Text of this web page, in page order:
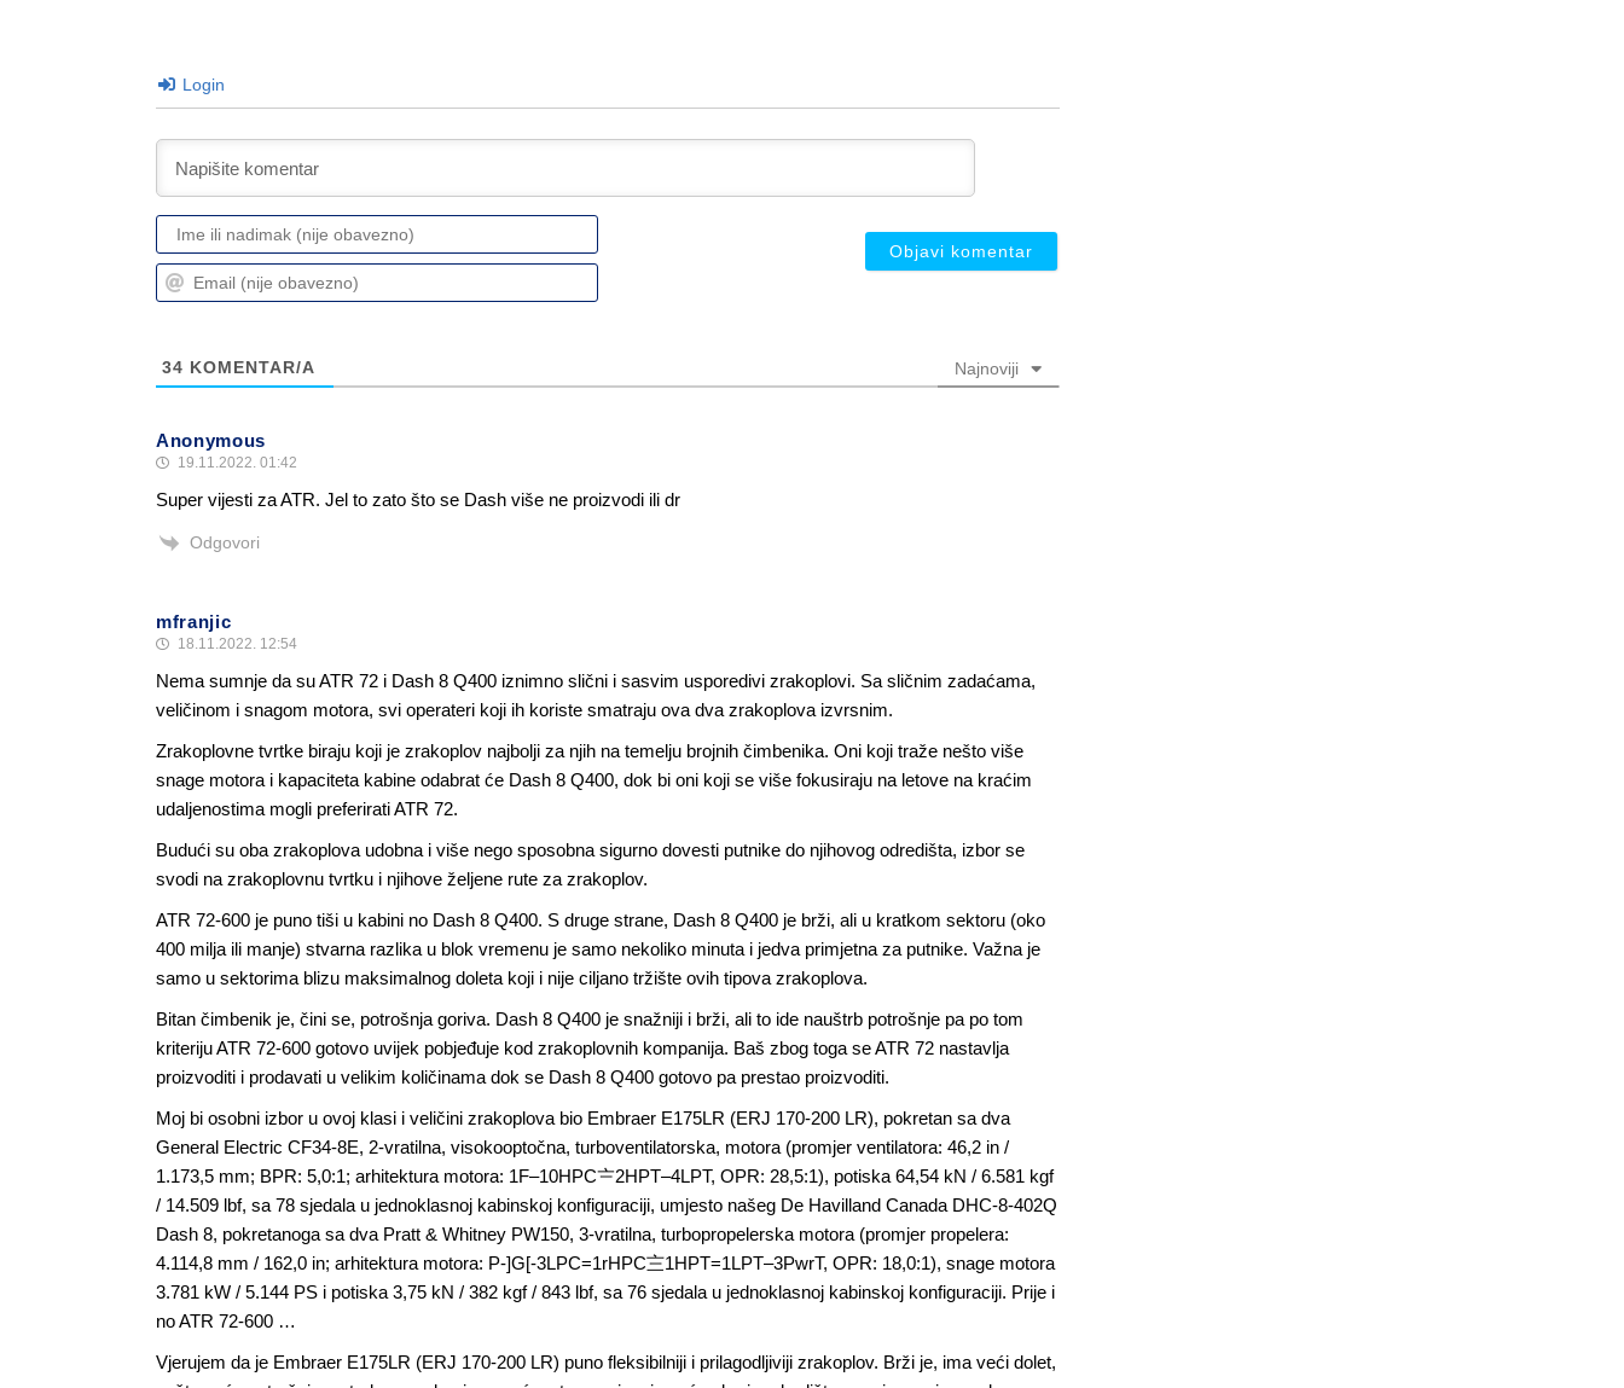
Login
Ime
ili
nadimak
Email
(nije
34 KOMENTAR/A Najnoviji
Anonymous
19.11.2022. 01:42
Super vijesti za ATR. Jel to zato što se Dash više ne proizvodi ili dr
Odgovori
mfranjic
18.11.2022. 12:54
Nema sumnje da su ATR 72 i Dash 8 Q400 iznimno slični i sasvim usporedivi zrakoplovi. Sa sličnim zadaćama,
veličinom i snagom motora, svi operateri koji ih koriste smatraju ova dva zrakoplova izvrsnim.
Zrakoplovne tvrtke biraju koji je zrakoplov najbolji za njih na temelju brojnih čimbenika. Oni koji traže nešto više
snage motora i kapaciteta kabine odabrat će Dash 8 Q400, dok bi oni koji se više fokusiraju na letove na kraćim
udaljenostima mogli preferirati ATR 72.
Budući su oba zrakoplova udobna i više nego sposobna sigurno dovesti putnike do njihovog odredišta, izbor se
svodi na zrakoplovnu tvrtku i njihove željene rute za zrakoplov.
ATR 72-600 je puno tiši u kabini no Dash 8 Q400. S druge strane, Dash 8 Q400 je brži, ali u kratkom sektoru (oko
400 milja ili manje) stvarna razlika u blok vremenu je samo nekoliko minuta i jedva primjetna za putnike. Važna je
samo u sektorima blizu maksimalnog doleta koji i nije ciljano tržište ovih tipova zrakoplova.
Bitan čimbenik je, čini se, potrošnja goriva. Dash 8 Q400 je snažniji i brži, ali to ide nauštrb potrošnje pa po tom
kriteriju ATR 72-600 gotovo uvijek pobjeđuje kod zrakoplovnih kompanija. Baš zbog toga se ATR 72 nastavlja
proizvoditi i prodavati u velikim količinama dok se Dash 8 Q400 gotovo pa prestao proizvoditi.
Moj bi osobni izbor u ovoj klasi i veličini zrakoplova bio Embraer E175LR (ERJ 170-200 LR), pokretan sa dva
General Electric CF34-8E, 2-vratilna, visokooptočna, turboventilatorska, motora (promjer ventilatora: 46,2 in /
1.173,5 mm; BPR: 5,0:1; arhitektura motora: 1F–10HPC〧2HPT–4LPT, OPR: 28,5:1), potiska 64,54 kN / 6.581 kgf
/ 14.509 lbf, sa 78 sjedala u jednoklasnoj kabinskoj konfiguraciji, umjesto našeg De Havilland Canada DHC-8-402Q
Dash 8, pokretanoga sa dva Pratt & Whitney PW150, 3-vratilna, turbopropelerska motora (promjer propelera:
4.114,8 mm / 162,0 in; arhitektura motora: P-]G[-3LPC=1rHPC〨1HPT=1LPT–3PwrT, OPR: 18,0:1), snage motora
3.781 kW / 5.144 PS i potiska 3,75 kN / 382 kgf / 843 lbf, sa 76 sjedala u jednoklasnoj kabinskoj konfiguraciji. Prije i
no ATR 72-600 …
Vjerujem da je Embraer E175LR (ERJ 170-200 LR) puno fleksibilniji i prilagodljiviji zrakoplov. Brži je, ima veći dolet,